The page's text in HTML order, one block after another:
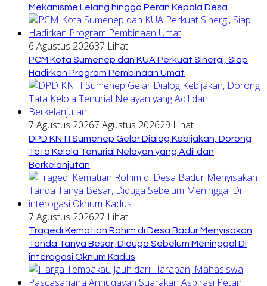
Mekanisme Lelang hingga Peran Kepala Desa
6 Agustus 202637 Lihat
PCM Kota Sumenep dan KUA Perkuat Sinergi, Siap
Hadirkan Program Pembinaan Umat
7 Agustus 20267 Agustus 202629 Lihat
DPD KNTI Sumenep Gelar Dialog Kebijakan, Dorong
Tata Kelola Tenurial Nelayan yang Adil dan
Berkelanjutan
7 Agustus 202627 Lihat
Tragedi Kematian Rohim di Desa Badur Menyisakan
Tanda Tanya Besar, Diduga Sebelum Meninggal Di
interogasi Oknum Kadus